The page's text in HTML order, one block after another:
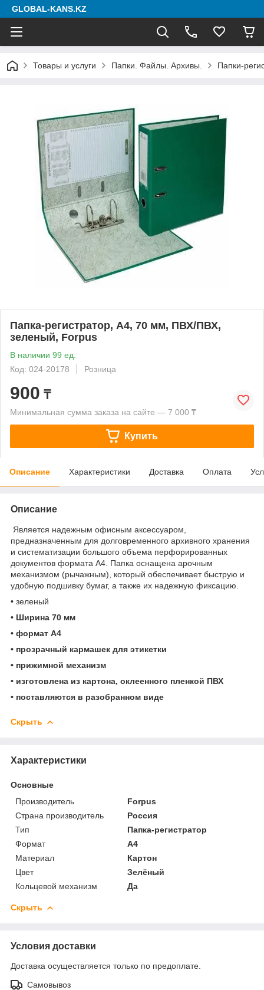
GLOBAL-KANS.KZ
Товары и услуги Папки. Файлы. Архивы. Папки-
Папка-регистратор, А4, 70 мм, ПВХ/ПВХ,
зеленый, Forpus
В наличии 99 ед.
Код: 024-20178
Розница
900 ₸
Минимальная сумма заказа на сайте — 7 000 ₸
Купить
Описание Характеристики Доставка Оплата
Описание
Является надежным офисным аксессуаром,
предназначенным для долговременного архивного хранения
и систематизации большого объема перфорированных
документов формата А4. Папка оснащена арочным
механизмом (рычажным), который обеспечивает быструю и
удобную подшивку бумаг, а также их надежную фиксацию.
• зеленый
• Ширина 70 мм
• формат А4
• прозрачный кармашек для этикетки
• прижимной механизм
• изготовлена из картона, оклеенного пленкой ПВХ
• поставляются в разобранном виде
Скрыть
Характеристики
Основные
Производитель
Forpus
Страна производитель
Россия
Тип
Папка-регистратор
Формат
A4
Материал
Картон
Цвет
Зелёный
Кольцевой механизм
Да
Скрыть
Условия доставки
Доставка осуществляется только по предоплате.
Самовывоз